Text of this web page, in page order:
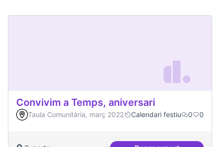
Convivim a Temps, aniversari
Taula Comunitària, març 2022 Calendari festiu 0 0